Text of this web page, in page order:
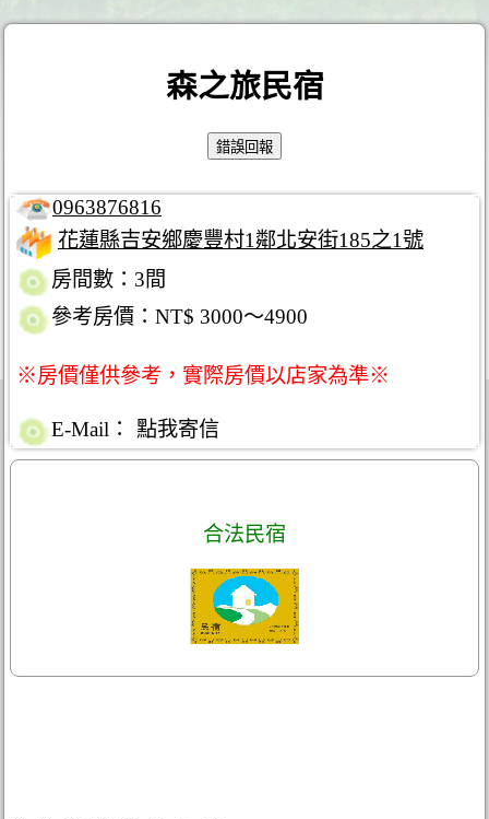
森之旅民宿
0963876816
花蓮縣吉安鄉慶豐村1鄰北安街185之1號
房間數：3間
參考房價：NT$ 3000～4900
※房價僅供參考，實際房價以店家為準※
E-Mail： 點我寄信
合法民宿